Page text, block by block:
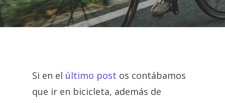
Si en el último post os contábamos
que ir en bicicleta, además de